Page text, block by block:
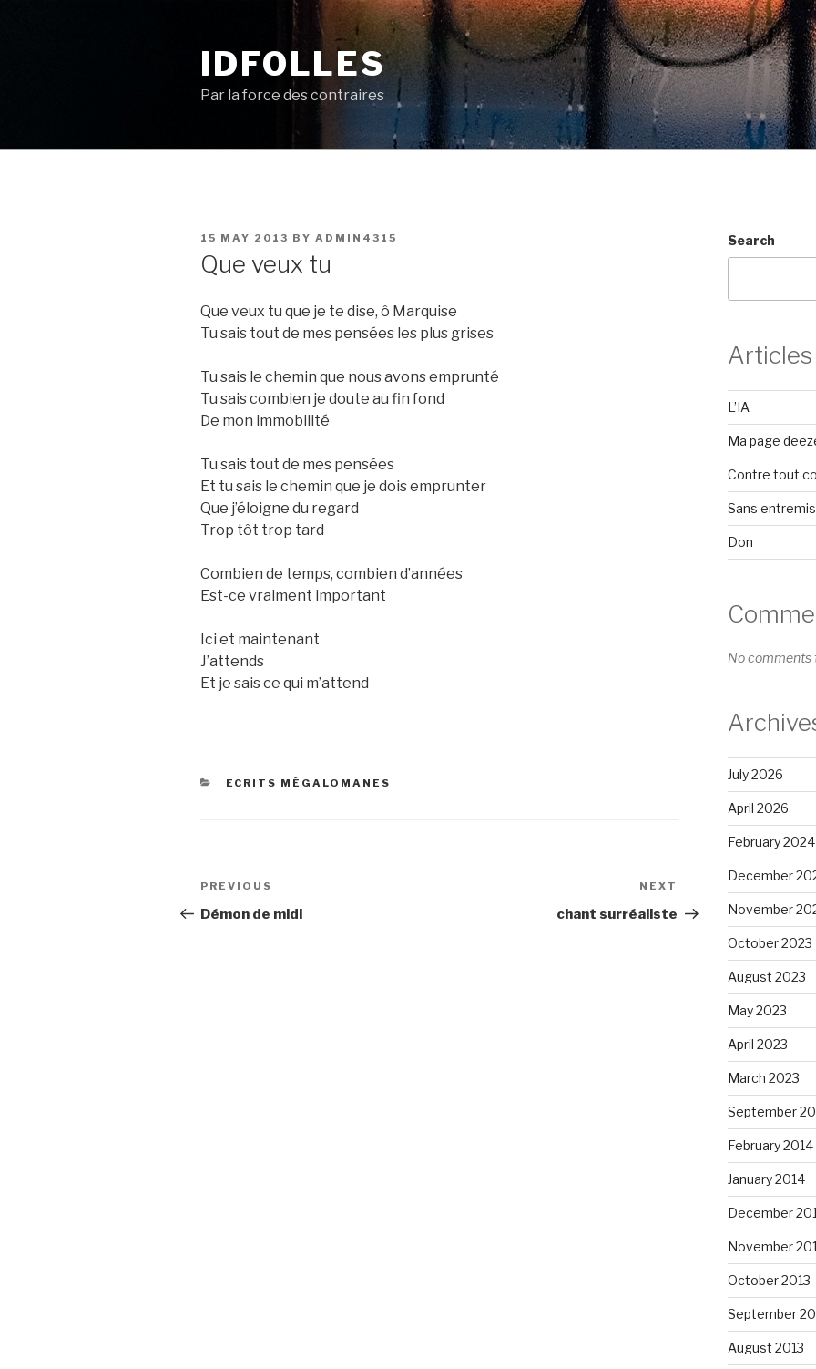
IDFOLLES
Par la force des contraires
POSTED
15 MAY 2013 BY ADMIN4315
Que veux tu
Que veux tu que je te dise, ô Marquise
Tu sais tout de mes pensées les plus grises
Tu sais le chemin que nous avons emprunté
Tu sais combien je doute au fin fond
De mon immobilité
Tu sais tout de mes pensées
Et tu sais le chemin que je dois emprunter
Que j’éloigne du regard
Trop tôt trop tard
Combien de temps, combien d’années
Est-ce vraiment important
Ici et maintenant
J’attends
Et je sais ce qui m’attend
CATEGORIES
ECRITS MÉGALOMANES
Post
navigation
Previous
Post
PREVIOUS
Démon de midi
Post
NEXT
chant surréaliste
Search
L’IA
Ma page
Contre tout
Sans
Don
No comments
July 2026
April 2026
February 2024
December
November
October 2023
August 2023
May 2023
April 2023
March 2023
September
February 2014
January 2014
December
November
October 2013
September
August 2013